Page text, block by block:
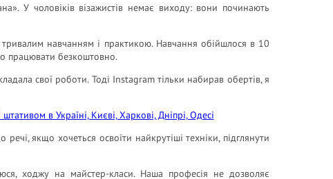
У чоловіків візажистів немає виходу: вони починають
навчанням і практикою. Навчання обійшлося в 10
працювати безкоштовно.
свої роботи. Тоді Instagram тільки набирав обертів, я
якщо хочеться освоїти найкрутіші техніки, підглянути
ходжу на майстер-класи. Наша професія не дозволяє